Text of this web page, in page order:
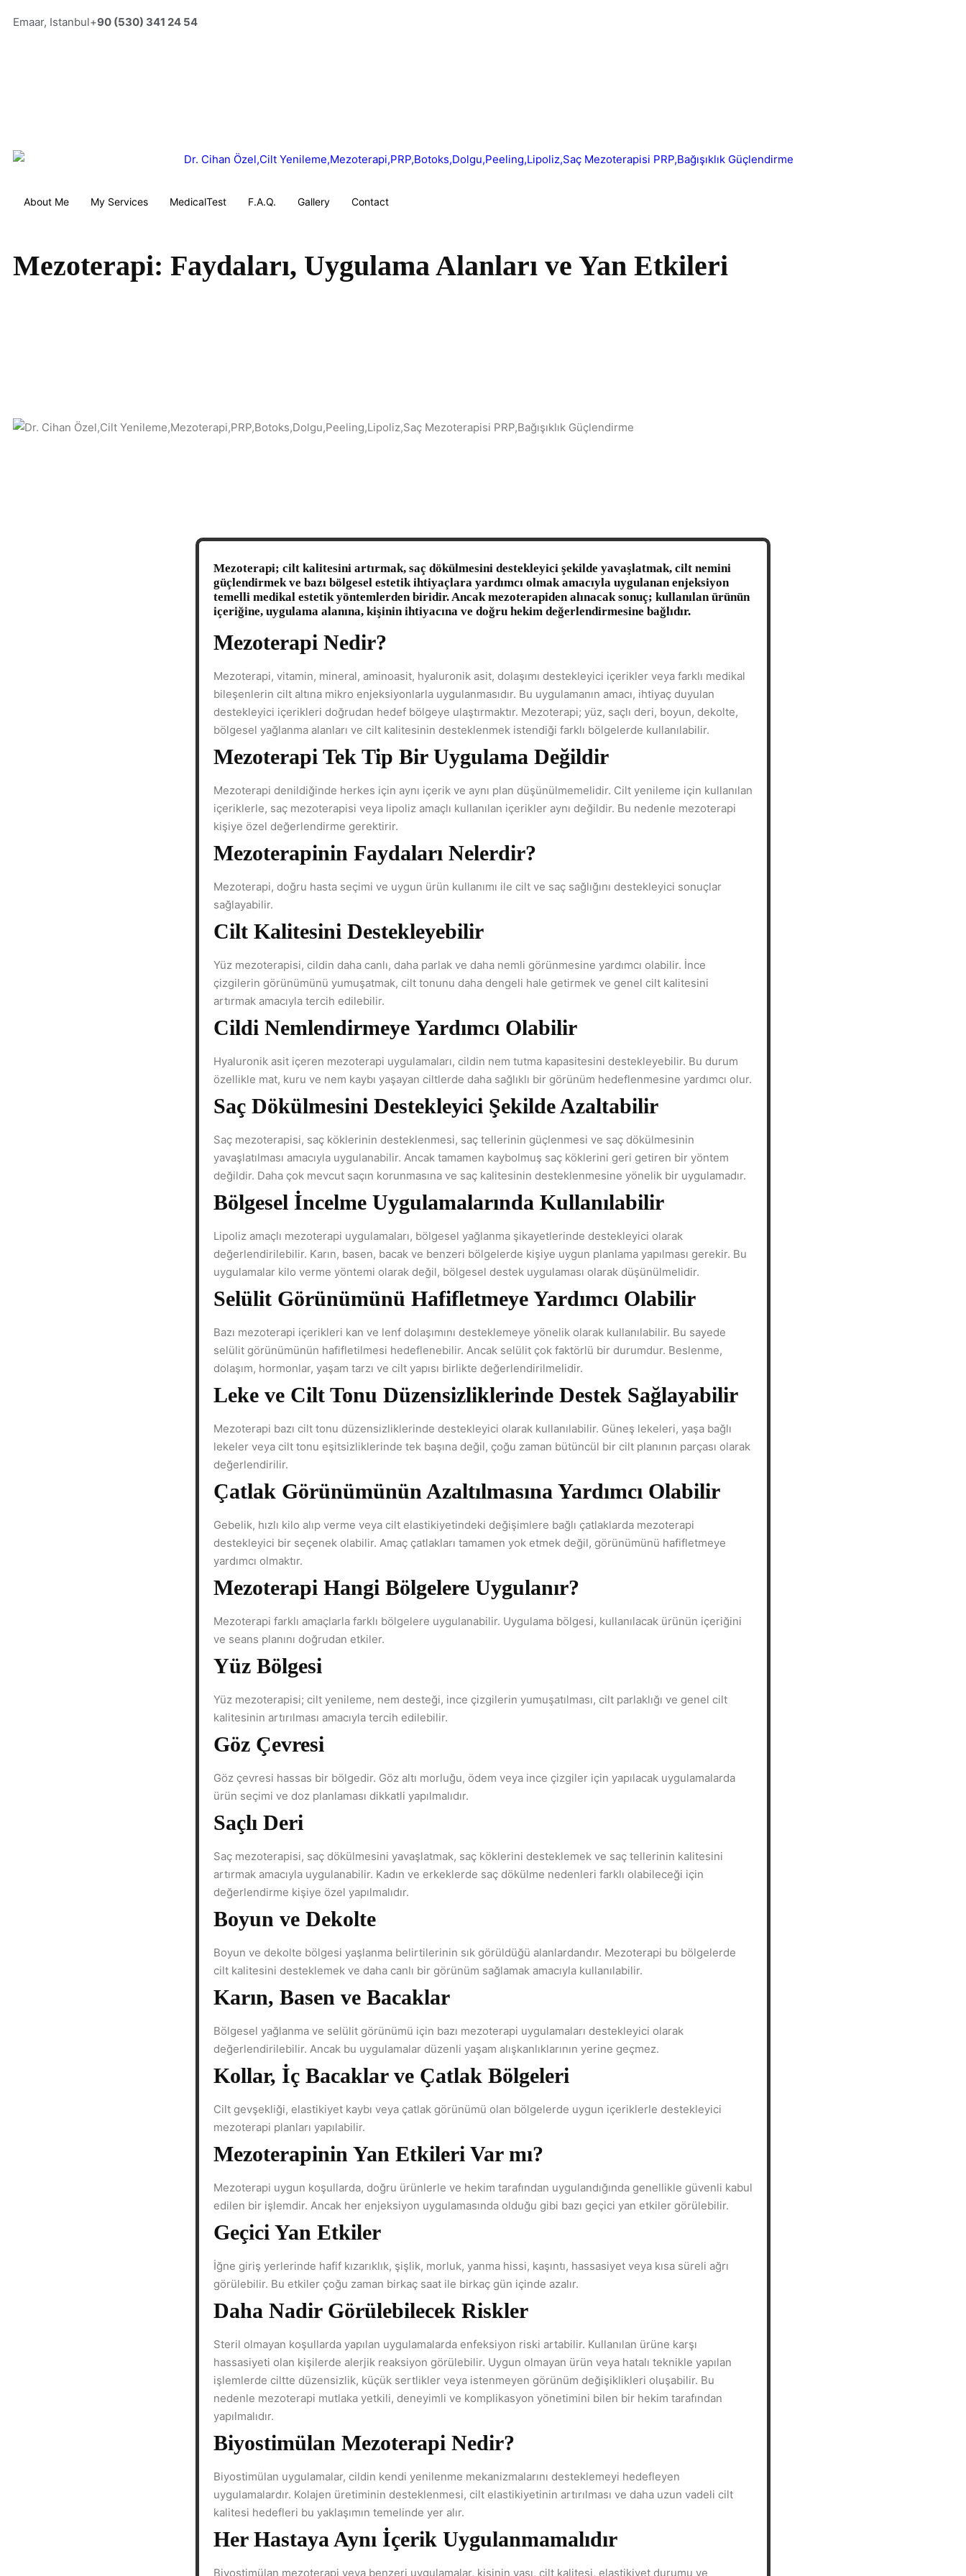
Emaar, Istanbul+90 (530) 341 24 54
About Me My Services MedicalTest F.A.Q. Gallery Contact
Mezoterapi: Faydaları, Uygulama Alanları ve Yan Etkileri
Mezoterapi; cilt kalitesini artırmak, saç dökülmesini destekleyici şekilde yavaşlatmak, cilt nemini
güçlendirmek ve bazı bölgesel estetik ihtiyaçlara yardımcı olmak amacıyla uygulanan enjeksiyon
temelli medikal estetik yöntemlerden biridir. Ancak mezoterapiden alınacak sonuç; kullanılan ürünün
içeriğine, uygulama alanına, kişinin ihtiyacına ve doğru hekim değerlendirmesine bağlıdır.
Mezoterapi Nedir?
Mezoterapi, vitamin, mineral, aminoasit, hyaluronik asit, dolaşımı destekleyici içerikler veya farklı medikal
bileşenlerin cilt altına mikro enjeksiyonlarla uygulanmasıdır. Bu uygulamanın amacı, ihtiyaç duyulan
destekleyici içerikleri doğrudan hedef bölgeye ulaştırmaktır. Mezoterapi; yüz, saçlı deri, boyun, dekolte,
bölgesel yağlanma alanları ve cilt kalitesinin desteklenmek istendiği farklı bölgelerde kullanılabilir.
Mezoterapi Tek Tip Bir Uygulama Değildir
Mezoterapi denildiğinde herkes için aynı içerik ve aynı plan düşünülmemelidir. Cilt yenileme için kullanılan
içeriklerle, saç mezoterapisi veya lipoliz amaçlı kullanılan içerikler aynı değildir. Bu nedenle mezoterapi
kişiye özel değerlendirme gerektirir.
Mezoterapinin Faydaları Nelerdir?
Mezoterapi, doğru hasta seçimi ve uygun ürün kullanımı ile cilt ve saç sağlığını destekleyici sonuçlar
sağlayabilir.
Cilt Kalitesini Destekleyebilir
Yüz mezoterapisi, cildin daha canlı, daha parlak ve daha nemli görünmesine yardımcı olabilir. İnce
çizgilerin görünümünü yumuşatmak, cilt tonunu daha dengeli hale getirmek ve genel cilt kalitesini
artırmak amacıyla tercih edilebilir.
Cildi Nemlendirmeye Yardımcı Olabilir
Hyaluronik asit içeren mezoterapi uygulamaları, cildin nem tutma kapasitesini destekleyebilir. Bu durum
özellikle mat, kuru ve nem kaybı yaşayan ciltlerde daha sağlıklı bir görünüm hedeflenmesine yardımcı olur.
Saç Dökülmesini Destekleyici Şekilde Azaltabilir
Saç mezoterapisi, saç köklerinin desteklenmesi, saç tellerinin güçlenmesi ve saç dökülmesinin
yavaşlatılması amacıyla uygulanabilir. Ancak tamamen kaybolmuş saç köklerini geri getiren bir yöntem
değildir. Daha çok mevcut saçın korunmasına ve saç kalitesinin desteklenmesine yönelik bir uygulamadır.
Bölgesel İncelme Uygulamalarında Kullanılabilir
Lipoliz amaçlı mezoterapi uygulamaları, bölgesel yağlanma şikayetlerinde destekleyici olarak
değerlendirilebilir. Karın, basen, bacak ve benzeri bölgelerde kişiye uygun planlama yapılması gerekir. Bu
uygulamalar kilo verme yöntemi olarak değil, bölgesel destek uygulaması olarak düşünülmelidir.
Selülit Görünümünü Hafifletmeye Yardımcı Olabilir
Bazı mezoterapi içerikleri kan ve lenf dolaşımını desteklemeye yönelik olarak kullanılabilir. Bu sayede
selülit görünümünün hafifletilmesi hedeflenebilir. Ancak selülit çok faktörlü bir durumdur. Beslenme,
dolaşım, hormonlar, yaşam tarzı ve cilt yapısı birlikte değerlendirilmelidir.
Leke ve Cilt Tonu Düzensizliklerinde Destek Sağlayabilir
Mezoterapi bazı cilt tonu düzensizliklerinde destekleyici olarak kullanılabilir. Güneş lekeleri, yaşa bağlı
lekeler veya cilt tonu eşitsizliklerinde tek başına değil, çoğu zaman bütüncül bir cilt planının parçası olarak
değerlendirilir.
Çatlak Görünümünün Azaltılmasına Yardımcı Olabilir
Gebelik, hızlı kilo alıp verme veya cilt elastikiyetindeki değişimlere bağlı çatlaklarda mezoterapi
destekleyici bir seçenek olabilir. Amaç çatlakları tamamen yok etmek değil, görünümünü hafifletmeye
yardımcı olmaktır.
Mezoterapi Hangi Bölgelere Uygulanır?
Mezoterapi farklı amaçlarla farklı bölgelere uygulanabilir. Uygulama bölgesi, kullanılacak ürünün içeriğini
ve seans planını doğrudan etkiler.
Yüz Bölgesi
Yüz mezoterapisi; cilt yenileme, nem desteği, ince çizgilerin yumuşatılması, cilt parlaklığı ve genel cilt
kalitesinin artırılması amacıyla tercih edilebilir.
Göz Çevresi
Göz çevresi hassas bir bölgedir. Göz altı morluğu, ödem veya ince çizgiler için yapılacak uygulamalarda
ürün seçimi ve doz planlaması dikkatli yapılmalıdır.
Saçlı Deri
Saç mezoterapisi, saç dökülmesini yavaşlatmak, saç köklerini desteklemek ve saç tellerinin kalitesini
artırmak amacıyla uygulanabilir. Kadın ve erkeklerde saç dökülme nedenleri farklı olabileceği için
değerlendirme kişiye özel yapılmalıdır.
Boyun ve Dekolte
Boyun ve dekolte bölgesi yaşlanma belirtilerinin sık görüldüğü alanlardandır. Mezoterapi bu bölgelerde
cilt kalitesini desteklemek ve daha canlı bir görünüm sağlamak amacıyla kullanılabilir.
Karın, Basen ve Bacaklar
Bölgesel yağlanma ve selülit görünümü için bazı mezoterapi uygulamaları destekleyici olarak
değerlendirilebilir. Ancak bu uygulamalar düzenli yaşam alışkanlıklarının yerine geçmez.
Kollar, İç Bacaklar ve Çatlak Bölgeleri
Cilt gevşekliği, elastikiyet kaybı veya çatlak görünümü olan bölgelerde uygun içeriklerle destekleyici
mezoterapi planları yapılabilir.
Mezoterapinin Yan Etkileri Var mı?
Mezoterapi uygun koşullarda, doğru ürünlerle ve hekim tarafından uygulandığında genellikle güvenli kabul
edilen bir işlemdir. Ancak her enjeksiyon uygulamasında olduğu gibi bazı geçici yan etkiler görülebilir.
Geçici Yan Etkiler
İğne giriş yerlerinde hafif kızarıklık, şişlik, morluk, yanma hissi, kaşıntı, hassasiyet veya kısa süreli ağrı
görülebilir. Bu etkiler çoğu zaman birkaç saat ile birkaç gün içinde azalır.
Daha Nadir Görülebilecek Riskler
Steril olmayan koşullarda yapılan uygulamalarda enfeksiyon riski artabilir. Kullanılan ürüne karşı
hassasiyeti olan kişilerde alerjik reaksiyon görülebilir. Uygun olmayan ürün veya hatalı teknikle yapılan
işlemlerde ciltte düzensizlik, küçük sertlikler veya istenmeyen görünüm değişiklikleri oluşabilir. Bu
nedenle mezoterapi mutlaka yetkili, deneyimli ve komplikasyon yönetimini bilen bir hekim tarafından
yapılmalıdır.
Biyostimülan Mezoterapi Nedir?
Biyostimülan uygulamalar, cildin kendi yenilenme mekanizmalarını desteklemeyi hedefleyen
uygulamalardır. Kolajen üretiminin desteklenmesi, cilt elastikiyetinin artırılması ve daha uzun vadeli cilt
kalitesi hedefleri bu yaklaşımın temelinde yer alır.
Her Hastaya Aynı İçerik Uygulanmamalıdır
Biyostimülan mezoterapi veya benzeri uygulamalar, kişinin yaşı, cilt kalitesi, elastikiyet durumu ve